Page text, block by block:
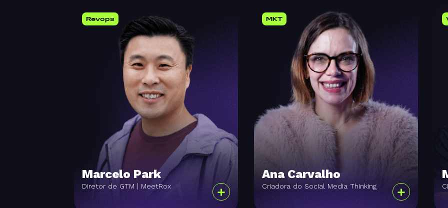
Marcelo Park
Diretor de GTM | MeetRox +
Revops
Ana Carvalho
Criadora do Social Media Thinking +
MKT